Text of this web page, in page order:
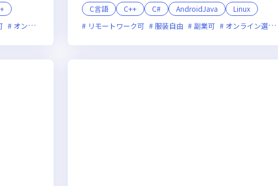
オンライン選考可 残業月20時間未満 上場企業 女性エンジニアが活躍中
C言語
C++ C# AndroidJava
Linux
リモートワーク可
服装自由 副業可 オンライン選考可